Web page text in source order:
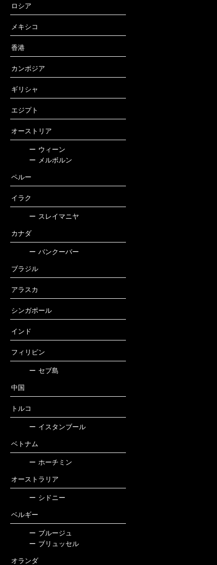
ロシア
メキシコ
香港
カンボジア
ギリシャ
エジプト
オーストリア
ー ウィーン
ー
メルボルン
ペルー
イラク
ー スレイマニヤ
カナダ
ー バンクーバー
ブラジル
アラスカ
シンガポール
インド
フィリピン
ー セブ島
中国
トルコ
ー イスタンブール
ベトナム
ー ホーチミン
オーストラリア
ー シドニー
ベルギー
ー ブルージュ
ー ブリュッセル
オランダ